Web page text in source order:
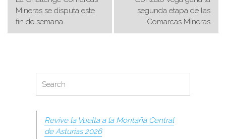
de
entradas
Mineras se disputa este
fin de semana
segunda etapa de las
Comarcas Mineras
for:
Search
Revive la Vuelta a la Montaña Central
de Asturias 2026